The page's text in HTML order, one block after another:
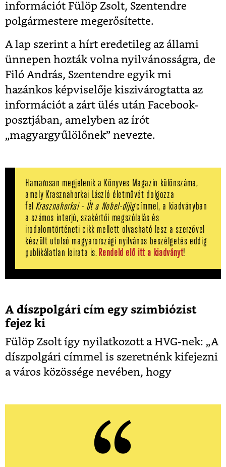
információt Fülöp Zsolt, Szentendre
polgármestere megerősítette.
A lap szerint a hírt eredetileg az állami
ünnepen hozták volna nyilvánosságra, de
Filó András, Szentendre egyik mi
hazánkos képviselője kiszivárogtatta az
információt a zárt ülés után Facebook-
posztjában, amelyben az írót
„magyargyűlölőnek” nevezte.
Hamarosan megjelenik a Könyves Magazin különszáma,
amely Krasznahorkai László életművét dolgozza
fel Krasznahorkai - Út a Nobel-díjigcímmel, a kiadványban
a számos interjú, szakértői megszólalás és
irodalomtörténeti cikk mellett olvasható lesz a szerzővel
készült utolsó magyarországi nyilvános beszélgetés eddig
publikálatlan leirata is. Rendeld elő itt a kiadványt!
A díszpolgári cím egy szimbiózist
fejez ki
Fülöp Zsolt így nyilatkozott a HVG-nek: „A
díszpolgári címmel is szeretnénk kifejezni
a város közössége nevében, hogy